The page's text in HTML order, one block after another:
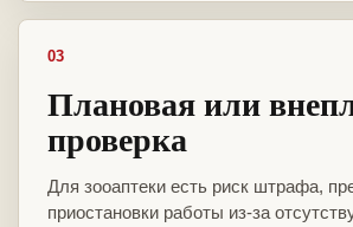
03
Плановая или
проверка
Для зооаптеки есть риск штрафа,
приостановки работы из-за